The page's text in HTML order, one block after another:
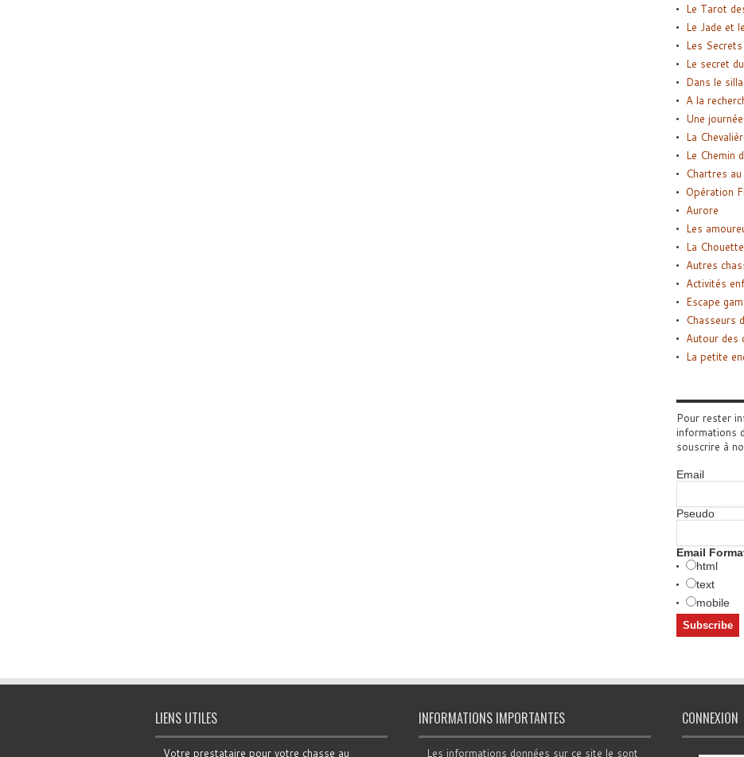
Le Tarot
Le Jade et
Les Secrets
Le secret
Dans le
A la
Une
La
Le Chemin
Chartres
Opération
Aurore
Les
La
Autres
Activités
Escape
Chasseurs
Autour des
La petite
Pour rester
informations
souscrire à
Email
Pseudo
Email
html
text
mobile
LIENS UTILES
Votre prestataire pour votre chasse au
INFORMATIONS IMPORTANTES
Les informations données sur ce site le sont
CONNEXION